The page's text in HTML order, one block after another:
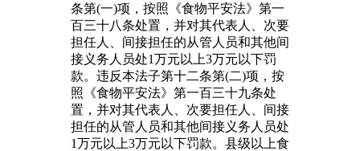
条第(一)项，按照《食物平安法》第一
百三十八条处置，并对其代表人、次要
担任人、间接担任的从管人员和其他间
接义务人员处1万元以上3万元以下罚
款。违反本法子第十二条第(二)项，按
照《食物平安法》第一百三十九条处
置，并对其代表人、次要担任人、间接
担任的从管人员和其他间接义务人员处
1万元以上3万元以下罚款。县级以上食